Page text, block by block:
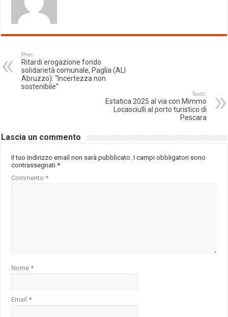
Prec.
Ritardi erogazione fondo
solidarietà comunale, Paglia (ALI
Abruzzo): “Incertezza non
sostenibile”
Succ.
Estatica 2025 al via con Mimmo
Locasciulli al porto turistico di
Pescara
Lascia un commento
Il tuo indirizzo email non sarà pubblicato. I campi obbligatori sono
contrassegnati*
Commento*
Nome*
Email*